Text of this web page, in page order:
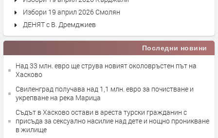
Избори 19 април 2026 Смолян
ДЕНЯТ с В. Дремджиев
Последни новини
Над 33 млн. евро ще струва новият околовръстен път на
Хасково
Свиленград получава над 1,1 млн. евро за почистване и
укрепване на река Марица
Съдът в Хасково остави в ареста турски гражданин с
присъда за сексуално насилие над дете и нощно проникване
в жилище